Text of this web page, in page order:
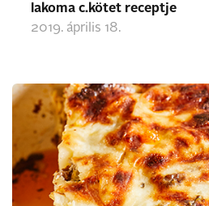
lakoma c.kötet receptje
2019. április 18.